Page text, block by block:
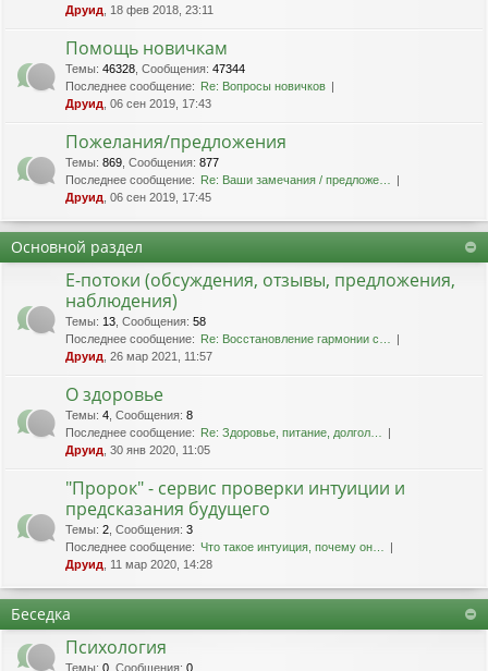
и
Друид , 18 фев 2018, 23:11
Помощь новичкам
Темы: 46328 Сообщения: 47344
Последнее сообщение: Re: Вопросы новичков
Друид , 06 сен 2019, 17:43
Пожелания/предложения
Темы: 869 Сообщения: 877
Последнее сообщение: Re: Ваши замечания / предложе…
Друид , 06 сен 2019, 17:45
Основной раздел
Е-потоки (обсуждения, отзывы, предложения,
наблюдения)
Темы: 13 Сообщения: 58
Последнее сообщение: Re: Восстановление гармонии с…
Друид , 26 мар 2021, 11:57
О здоровье
Темы: 4 Сообщения: 8
Последнее сообщение: Re: Здоровье, питание, долгол…
Друид , 30 янв 2020, 11:05
"Пророк" - сервис проверки интуиции и
предсказания будущего
Темы: 2 Сообщения: 3
Последнее сообщение: Что такое интуиция, почему он…
Друид , 11 мар 2020, 14:28
Беседка
Психология
Темы: 0 Сообщения: 0